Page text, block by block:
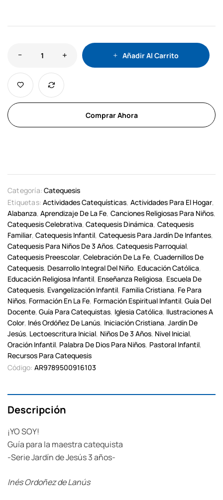
Añadir Al Carrito
Comprar Ahora
Categoría: Catequesis
Etiquetas: Actividades Catequísticas, Actividades Para El Hogar,
Alabanza,Aprendizaje De La Fe, Canciones Religiosas Para Niños,
Catequesis Celebrativa,Catequesis Dinámica, Catequesis
Familiar,Catequesis Infantil, Catequesis Para Jardín De Infantes,
Catequesis Para Niños De 3 Años,Catequesis Parroquial,
Catequesis Preescolar,Celebración De La Fe, Cuadernillos De
Catequesis, Desarrollo Integral Del Niño, Educación Católica,
Educación Religiosa Infantil, Enseñanza Religiosa, Escuela De
Catequesis, Evangelización Infantil, Familia Cristiana, Fe Para
Niños, Formación En La Fe, Formación Espiritual Infantil,Guía Del
Docente,Guía Para Catequistas, Iglesia Católica, Ilustraciones A
Color, Inés Ordóñez De Lanús, Iniciación Cristiana,Jardín De
Jesús, Lectoescritura Inicial, Niños De 3 Años, Nivel Inicial,
Oración Infantil, Palabra De Dios Para Niños, Pastoral Infantil,
Recursos Para Catequesis
Código: AR9789500916103
Descripción
¡YO SOY!
Guía para la maestra catequista
-Serie Jardín de Jesús 3 años-
Inés Ordoñez de Lanús